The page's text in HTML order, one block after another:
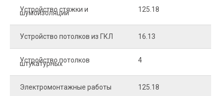
Устройство стяжки и
шумоизоляции 125.18
Устройство потолков из ГКЛ 16.13
Устройство потолков
штукатурных 4
Электромонтажные работы 125.18